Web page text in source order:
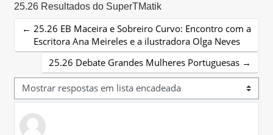
25.26 Resultados do SuperTMatik
← 25.26 EB Maceira e Sobreiro Curvo: Encontro com a
Escritora Ana Meireles e a ilustradora Olga Neves
25.26 Debate Grandes Mulheres Portuguesas →
Modo de visualização